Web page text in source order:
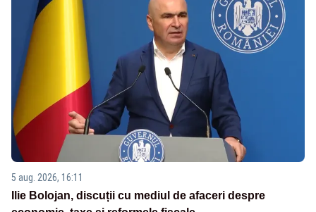
5 aug. 2026, 16:11
Ilie Bolojan, discuții cu mediul de afaceri despre